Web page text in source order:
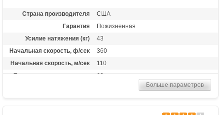
Страна производителя
США
Гарантия
Пожизненная
Усилие натяжения (кг)
43
Начальная скорость, ф/сек
360
Начальная скорость, м/сек
110
Прицельная дальность, м
60
14 дюймов (35,6 см)
Размах плечей (см)
49.5
Больше параметров